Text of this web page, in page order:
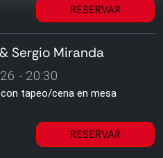
RESERVAR
Sergio Miranda
- 20:30
tapeo/cena en mesa
RESERVAR